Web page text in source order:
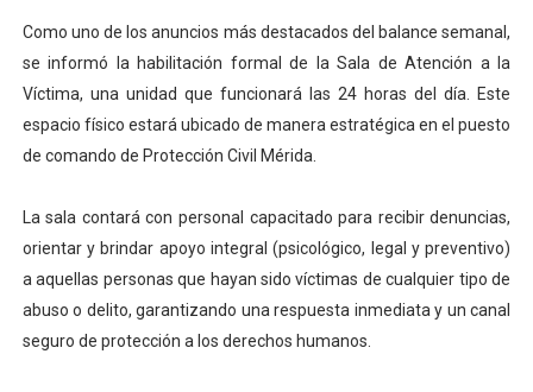
Como uno de los anuncios más destacados del balance semanal,
se informó la habilitación formal de la Sala de Atención a la
Víctima, una unidad que funcionará las 24 horas del día. Este
espacio físico estará ubicado de manera estratégica en el puesto
de comando de Protección Civil Mérida.
La sala contará con personal capacitado para recibir denuncias,
orientar y brindar apoyo integral (psicológico, legal y preventivo)
a aquellas personas que hayan sido víctimas de cualquier tipo de
abuso o delito, garantizando una respuesta inmediata y un canal
seguro de protección a los derechos humanos.